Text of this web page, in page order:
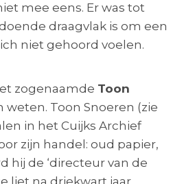
mee eens. Er was tot
draagvlak is om een
niet gehoord voelen.
zogenaamde Toon
Toon Snoeren (zie
in het Cuijks Archief
zijn handel: oud papier,
hij de ‘directeur van de
liet na driekwart jaar